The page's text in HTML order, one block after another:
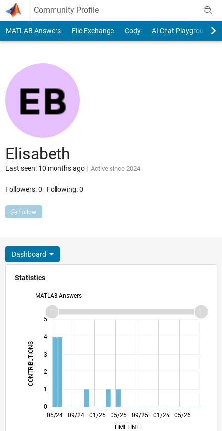
Skip to content
Community Profile
MATLAB Answers File Exchange Cody AI Chat Playground
Elisabeth
Last seen: 10 months ago| Active since 2024
Followers:0 Following:0
Follow
Dashboard
Statistics
MATLAB Answers
CONTRIBUTIONS
0
1
2
3
4
5
L
05/24
08/24
11/24
02/25 05/25
08/25
11/25
02/26 05/26
08/26 09/24 01/25 09/25
01/26
TIMELINE